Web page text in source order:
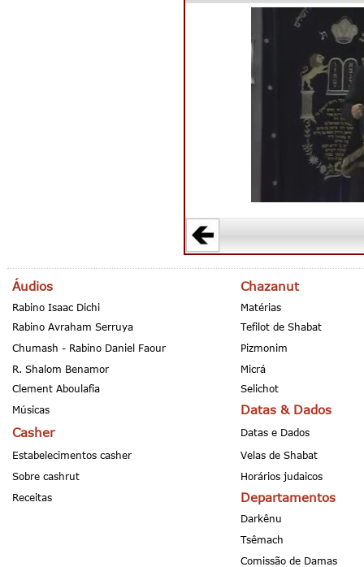
Áudios Chazanut
Rabino Isaac Dichi
Matérias
Rabino Avraham Serruya
Tefilot de Shabat
Chumash - Rabino Daniel Faour
Pizmonim
R. Shalom Benamor
Micrá
Clement Aboulafia
Selichot
Músicas
Datas & Dados
Casher
Datas e Dados
Estabelecimentos casher
Velas de Shabat
Sobre cashrut
Horários judaicos
Receitas
Departamentos
Darkênu
Tsêmach
Comissão de Damas